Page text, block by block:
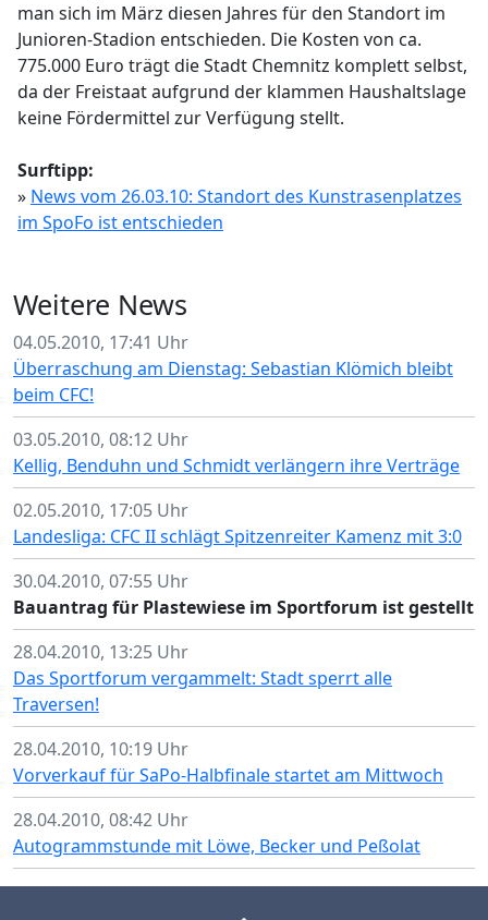
man sich im März diesen Jahres für den Standort im
Junioren-Stadion entschieden. Die Kosten von ca.
775.000 Euro trägt die Stadt Chemnitz komplett selbst,
da der Freistaat aufgrund der klammen Haushaltslage
keine Fördermittel zur Verfügung stellt.
Surftipp:
» News vom 26.03.10: Standort des Kunstrasenplatzes
im SpoFo ist entschieden
Weitere News
04.05.2010, 17:41 Uhr
Überraschung am Dienstag: Sebastian Klömich bleibt
beim CFC!
03.05.2010, 08:12 Uhr
Kellig, Benduhn und Schmidt verlängern ihre Verträge
02.05.2010, 17:05 Uhr
Landesliga: CFC II schlägt Spitzenreiter Kamenz mit 3:0
30.04.2010, 07:55 Uhr
Bauantrag für Plastewiese im Sportforum ist gestellt
28.04.2010, 13:25 Uhr
Das Sportforum vergammelt: Stadt sperrt alle
Traversen!
28.04.2010, 10:19 Uhr
Vorverkauf für SaPo-Halbfinale startet am Mittwoch
28.04.2010, 08:42 Uhr
Autogrammstunde mit Löwe, Becker und Peßolat